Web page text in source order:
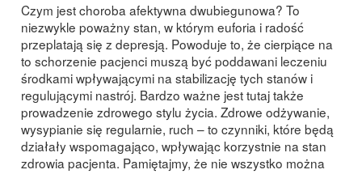
Czym jest choroba afektywna dwubiegunowa? To
niezwykle poważny stan, w którym euforia i radość
przeplatają się z depresją. Powoduje to, że cierpiące na
to schorzenie pacjenci muszą być poddawani leczeniu
środkami wpływającymi na stabilizację tych stanów i
regulującymi nastrój. Bardzo ważne jest tutaj także
prowadzenie zdrowego stylu życia. Zdrowe odżywanie,
wysypianie się regularnie, ruch – to czynniki, które będą
działały wspomagająco, wpływając korzystnie na stan
zdrowia pacjenta. Pamiętajmy, że nie wszystko można